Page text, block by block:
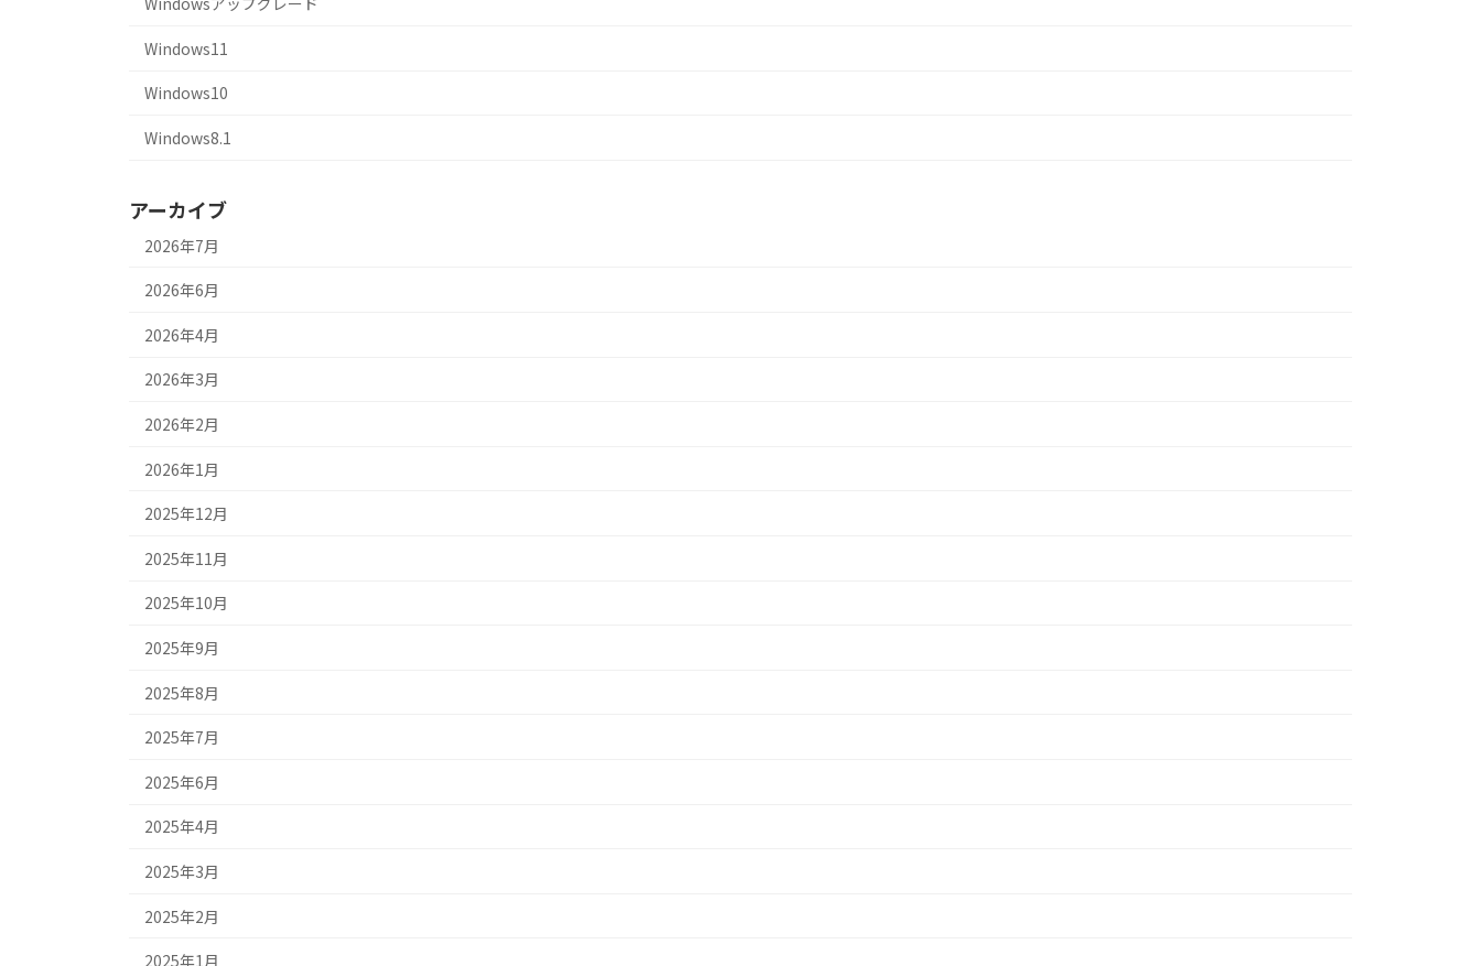
Windows11
Windows10
Windows8.1
アーカイブ
2026年7月
2026年6月
2026年4月
2026年3月
2026年2月
2026年1月
2025年12月
2025年11月
2025年10月
2025年9月
2025年8月
2025年7月
2025年6月
2025年4月
2025年3月
2025年2月
2025年1月